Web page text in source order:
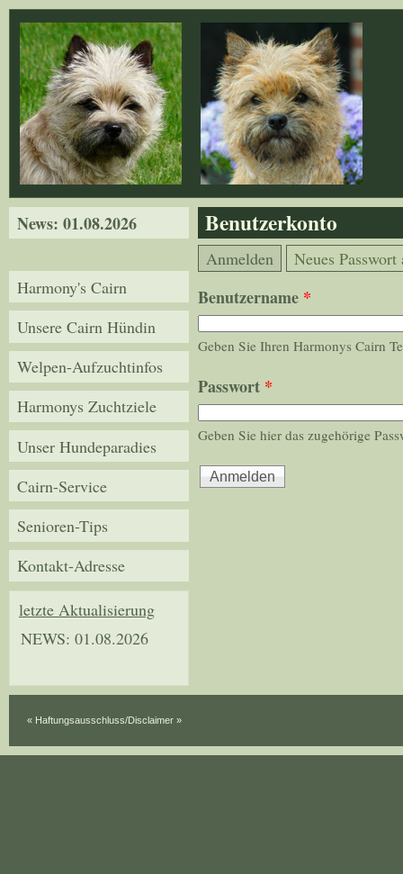
Direkt zum Inhalt
News: 01.08.2026
Harmony's Cairn
Unsere Cairn Hündin
Welpen-Aufzuchtinfos
Harmonys Zuchtziele
Unser Hundeparadies
Cairn-Service
Senioren-Tips
Kontakt-Adresse
letzte Aktualisierung
NEWS: 01.08.2026
Benutzerkonto
Haupt-Reiter
Anmelden (aktiver Reiter)
Neues
Benutzername *
Geben Sie Ihren Harmonys Cairn
Passwort *
Geben Sie hier das zugehörige
« Haftungsausschluss/Disclaimer »